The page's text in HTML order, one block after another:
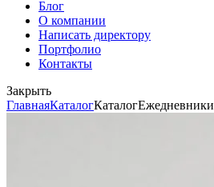
Блог
О компании
Написать директору
Портфолио
Контакты
Закрыть
ГлавнаяКаталогКаталогЕжедневники